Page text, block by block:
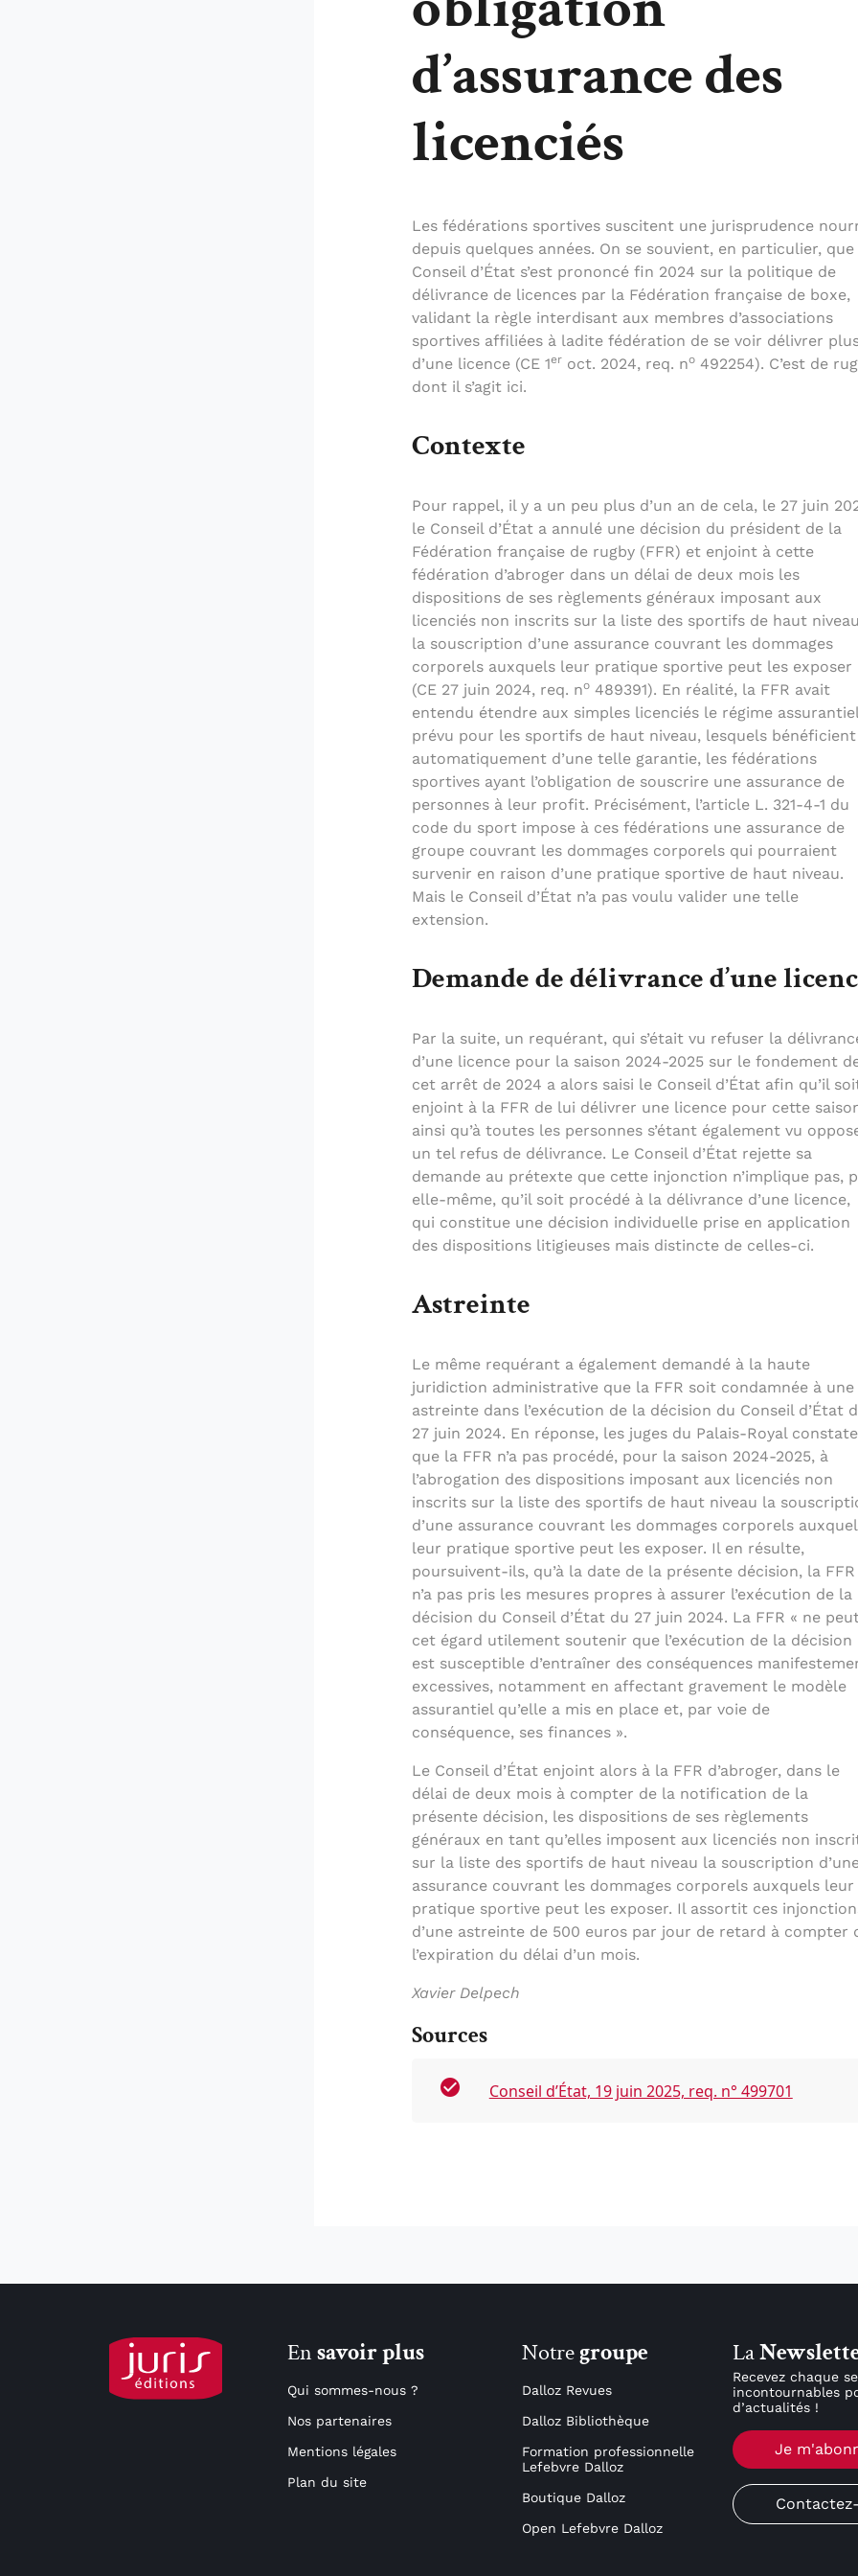
d’assurance des
licenciés
Les fédérations sportives suscitent une jurisprudence
depuis quelques années. On se souvient, en particulier, que
Conseil d’État s’est prononcé fin 2024 sur la politique de
délivrance de licences par la Fédération française de boxe,
validant la règle interdisant aux membres d’associations
sportives affiliées à ladite fédération de se voir délivrer
d’une licence (CE 1eroct. 2024, req. no492254). C’est de
dont il s’agit ici.
Contexte
Pour rappel, il y a un peu plus d’un an de cela, le 27 juin
le Conseil d’État a annulé une décision du président de la
Fédération française de rugby (FFR) et enjoint à cette
fédération d’abroger dans un délai de deux mois les
dispositions de ses règlements généraux imposant aux
licenciés non inscrits sur la liste des sportifs de haut niveau
la souscription d’une assurance couvrant les dommages
corporels auxquels leur pratique sportive peut les exposer
(CE 27 juin 2024, req. no489391). En réalité, la FFR avait
entendu étendre aux simples licenciés le régime assurantiel
prévu pour les sportifs de haut niveau, lesquels bénéficient
automatiquement d’une telle garantie, les fédérations
sportives ayant l’obligation de souscrire une assurance de
personnes à leur profit. Précisément, l’article L. 321-4-1 du
code du sport impose à ces fédérations une assurance de
groupe couvrant les dommages corporels qui pourraient
survenir en raison d’une pratique sportive de haut niveau.
Mais le Conseil d’État n’a pas voulu valider une telle
extension.
Demande de délivrance d’une
Par la suite, un requérant, qui s’était vu refuser la
d’une licence pour la saison 2024-2025 sur le fondement
cet arrêt de 2024 a alors saisi le Conseil d’État afin qu’il
enjoint à la FFR de lui délivrer une licence pour cette
ainsi qu’à toutes les personnes s’étant également vu
un tel refus de délivrance. Le Conseil d’État rejette sa
demande au prétexte que cette injonction n’implique pas,
elle-même, qu’il soit procédé à la délivrance d’une licence,
qui constitue une décision individuelle prise en application
des dispositions litigieuses mais distincte de celles-ci.
Astreinte
Le même requérant a également demandé à la haute
juridiction administrative que la FFR soit condamnée à une
astreinte dans l’exécution de la décision du Conseil d’État
27 juin 2024. En réponse, les juges du Palais-Royal
que la FFR n’a pas procédé, pour la saison 2024-2025, à
l’abrogation des dispositions imposant aux licenciés non
inscrits sur la liste des sportifs de haut niveau la
d’une assurance couvrant les dommages corporels
leur pratique sportive peut les exposer. Il en résulte,
poursuivent-ils, qu’à la date de la présente décision, la FFR
n’a pas pris les mesures propres à assurer l’exécution de la
décision du Conseil d’État du 27 juin 2024. La FFR « ne
cet égard utilement soutenir que l’exécution de la décision
est susceptible d’entraîner des conséquences
excessives, notamment en affectant gravement le modèle
assurantiel qu’elle a mis en place et, par voie de
conséquence, ses finances ».
Le Conseil d’État enjoint alors à la FFR d’abroger, dans le
délai de deux mois à compter de la notification de la
présente décision, les dispositions de ses règlements
généraux en tant qu’elles imposent aux licenciés non
sur la liste des sportifs de haut niveau la souscription
assurance couvrant les dommages corporels auxquels leur
pratique sportive peut les exposer. Il assortit ces
d’une astreinte de 500 euros par jour de retard à compter
l’expiration du délai d’un mois.
Xavier Delpech
Sources
Conseil d’État, 19 juin 2025, req. n° 499701
Ensavoir plus
Qui sommes-nous ?
Nos partenaires
Mentions légales
Plan du site
Notregroupe
Dalloz Revues
Dalloz Bibliothèque
Formation professionnelle
Lefebvre Dalloz
Boutique Dalloz
Open Lefebvre Dalloz
La
Recevez chaque
incontournables
d’actualités !
Je